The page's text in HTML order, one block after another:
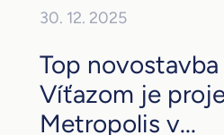
30. 12. 2025
Top novostavba
Víťazom je
Metropolis v...